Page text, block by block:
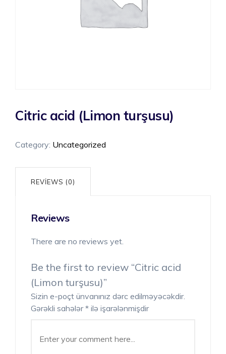
Citric acid (Limon turşusu)
Category: Uncategorized
REVIEWS (0)
Reviews
There are no reviews yet.
Be the first to review “Citric acid
(Limon turşusu)”
Sizin e-poçt ünvanınız dərc edilməyəcəkdir.
Gərəkli sahələr* ilə işarələnmişdir